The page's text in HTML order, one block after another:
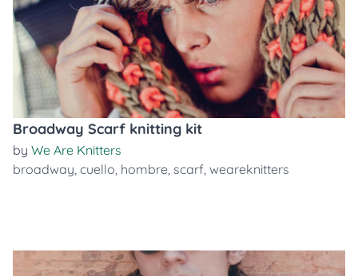
Broadway Scarf knitting kit
by We Are Knitters
broadway, cuello, hombre, scarf, weareknitters